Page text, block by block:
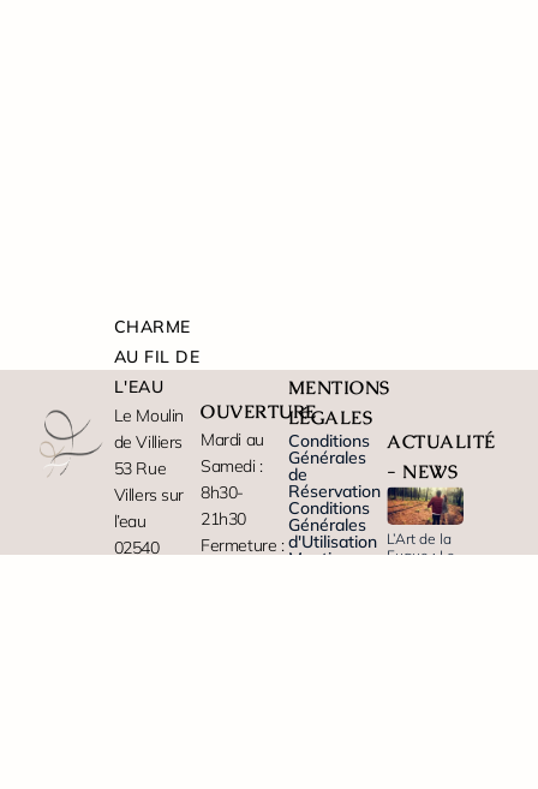
CHARME
AU FIL DE
L'EAU
Le Moulin
de Villiers
53 Rue
Villers sur
l’eau
02540
OUVERTURE
Mardi au
Samedi :
8h30-
21h30
Fermeture :
MENTIONS
LÉGALES
Conditions
Générales
de
Réservation
Conditions
Générales
d'Utilisation
Mentions
ACTUALITÉ
- NEWS
L’Art de la
Fugue : Le